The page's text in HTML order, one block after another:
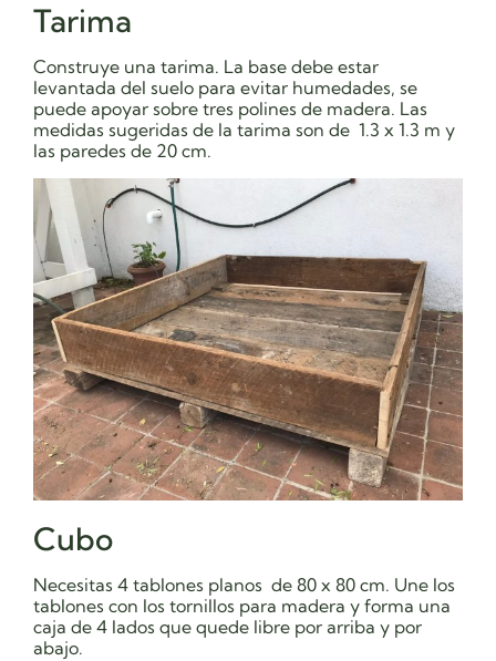
Tarima
Construye una tarima. La base debe estar
levantada del suelo para evitar humedades, se
puede apoyar sobre tres polines de madera. Las
medidas sugeridas de la tarima son de 1.3 x 1.3 m y
las paredes de 20 cm.
Cubo
Necesitas 4 tablones planos de 80 x 80 cm. Une los
tablones con los tornillos para madera y forma una
caja de 4 lados que quede libre por arriba y por
abajo.